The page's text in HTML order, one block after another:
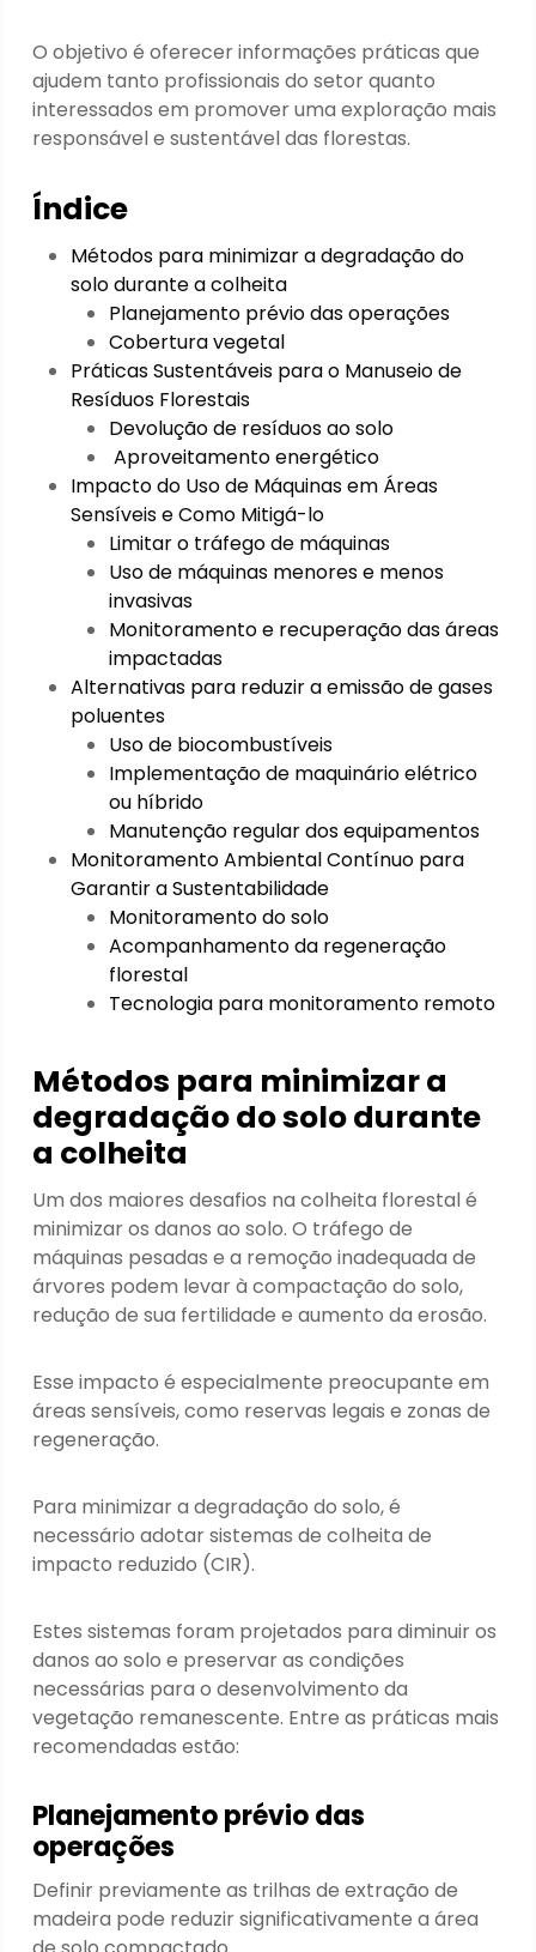
O objetivo é oferecer informações práticas que
ajudem tanto profissionais do setor quanto
interessados em promover uma exploração mais
responsável e sustentável das florestas.
Índice
Métodos para minimizar a degradação do
solo durante a colheita
Planejamento prévio das operações
Cobertura vegetal
Práticas Sustentáveis para o Manuseio de
Resíduos Florestais
Devolução de resíduos ao solo
Aproveitamento energético
Impacto do Uso de Máquinas em Áreas
Sensíveis e Como Mitigá-lo
Limitar o tráfego de máquinas
Uso de máquinas menores e menos
invasivas
Monitoramento e recuperação das áreas
impactadas
Alternativas para reduzir a emissão de gases
poluentes
Uso de biocombustíveis
Implementação de maquinário elétrico
ou híbrido
Manutenção regular dos equipamentos
Monitoramento Ambiental Contínuo para
Garantir a Sustentabilidade
Monitoramento do solo
Acompanhamento da regeneração
florestal
Tecnologia para monitoramento remoto
Métodos para minimizar a
degradação do solo durante
a colheita
Um dos maiores desafios na colheita florestal é
minimizar os danos ao solo. O tráfego de
máquinas pesadas e a remoção inadequada de
árvores podem levar à compactação do solo,
redução de sua fertilidade e aumento da erosão.
Esse impacto é especialmente preocupante em
áreas sensíveis, como reservas legais e zonas de
regeneração.
Para minimizar a degradação do solo, é
necessário adotar sistemas de colheita de
impacto reduzido (CIR).
Estes sistemas foram projetados para diminuir os
danos ao solo e preservar as condições
necessárias para o desenvolvimento da
vegetação remanescente. Entre as práticas mais
recomendadas estão:
Planejamento prévio das
operações
Definir previamente as trilhas de extração de
madeira pode reduzir significativamente a área